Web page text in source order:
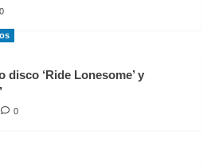
0
disco ‘Ride Lonesome’ y
0